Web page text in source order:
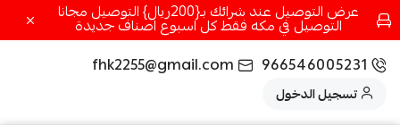
عرض التوصيل عند شرائك بـ{200ريال} التوصيل مجانا
التوصيل في مكه فقط كل اسبوع اصناف جديدة
966546005231
fhk2255@gmail.com
تسجيل الدخول